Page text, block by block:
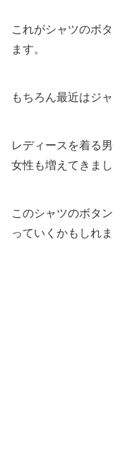
これがシャツのボ
ます。
もちろん最近はジ
レディースを着る
女性も増えてきまし
このシャツのボタ
っていくかもしれま